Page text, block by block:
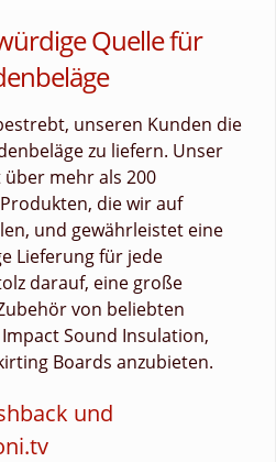
Quelle für
unseren Kunden die
zu liefern. Unser
mehr als 200
die wir auf
und gewährleistet eine
Lieferung für jede
darauf, eine große
von beliebten
Sound Insulation,
Boards anzubieten.
und